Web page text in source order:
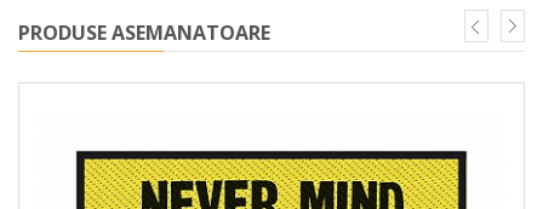
PRODUSE ASEMANATOARE